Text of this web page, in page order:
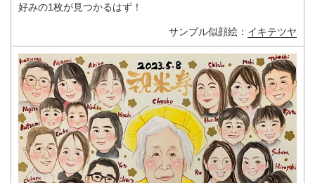
好みの1枚が見つかるはず！
サンプル似顔絵： イキテツヤ